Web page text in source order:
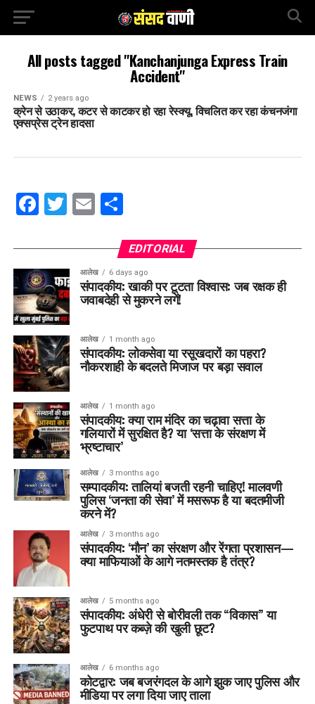
All posts tagged "Kanchanjunga Express Train
Accident"
NEWS 2 years ago
क्रेन से उठाकर, कटर से काटकर हो रहा रेस्क्यू, विचलित कर रहा कंचनजंगा
एक्सप्रेस ट्रेन हादसा
Facebook
Twitter
EmailShare
EDITORIAL
आलेख 6 days ago
संपादकीय: खाकी पर टूटता विश्वास: जब रक्षक ही
जवाबदेही से मुकरने लगें!
आलेख 1 month ago
संपादकीय: लोकसेवा या रसूखदारों का पहरा?
नौकरशाही के बदलते मिजाज पर बड़ा सवाल
आलेख 1 month ago
संपादकीय: क्या राम मंदिर का चढ़ावा सत्ता के
गलियारों में सुरक्षित है? या ‘सत्ता के संरक्षण में
भ्रष्टाचार’
आलेख 3 months ago
सम्पादकीय: तालियां बजती रहनी चाहिए! मालवणी
पुलिस ‘जनता की सेवा’ में मसरूफ है या बदतमीजी
करने में?
आलेख 3 months ago
संपादकीय: ‘मौन’ का संरक्षण और रेंगता प्रशासन—
क्या माफियाओं के आगे नतमस्तक है तंत्र?
आलेख 5 months ago
संपादकीय: अंधेरी से बोरीवली तक “विकास” या
फुटपाथ पर कब्ज़े की खुली छूट?
आलेख 6 months ago
कोटद्वार: जब बजरंगदल के आगे झुक जाए पुलिस और
मीडिया पर लगा दिया जाए ताला